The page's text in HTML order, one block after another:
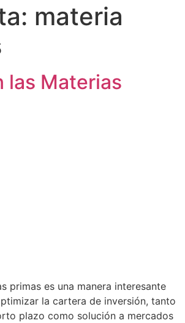
materia
las Materias
primas es una manera interesante
la cartera de inversión, tanto
plazo como solución a mercados